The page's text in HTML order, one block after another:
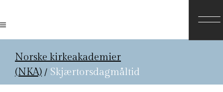
Norske kirkeakademier
(NKA) / Skjærtorsdagmåltid